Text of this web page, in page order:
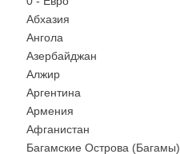
Абхазия
Ангола
Азербайджан
Алжир
Аргентина
Армения
Афганистан
Багамские Острова (Багамы)